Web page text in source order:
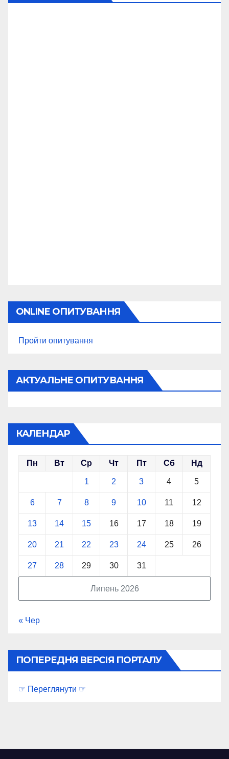
ONLINE ОПИТУВАННЯ
Пройти опитування
АКТУАЛЬНЕ ОПИТУВАННЯ
КАЛЕНДАР
Липень 2026
Пн Вт Ср Чт Пт Сб Нд
1 2 3 4 5
6 7 8 9 10 11 12
13 14 15 16 17 18 19
20 21 22 23 24 25 26
27 28 29 30 31
« Чер
ПОПЕРЕДНЯ ВЕРСІЯ ПОРТАЛУ
☞ Переглянути ☞